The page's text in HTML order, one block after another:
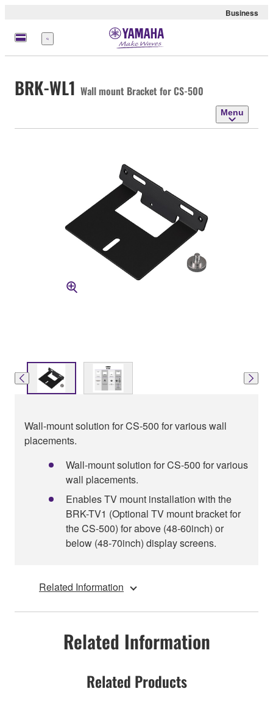
Business
Menu
BRK-WL1 Wall mount Bracket for CS-500
Menu
Wall-mount solution for CS-500 for various wall
placements.
Wall-mount solution for CS-500 for various
wall placements.
Enables TV mount installation with the
BRK-TV1 (Optional TV mount bracket for
the CS-500) for above (48-60inch) or
below (48-70inch) display screens.
Related Information
Related Information
Related Products